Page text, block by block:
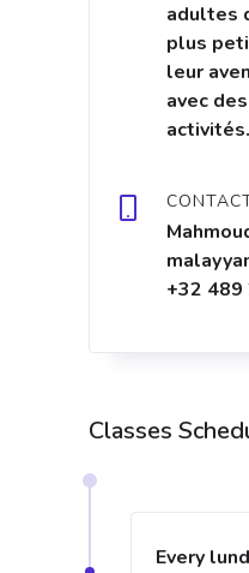
adultes
plus
leur
avec
activités.
+32 489
Classes
Every